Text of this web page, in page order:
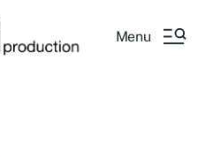
Menu